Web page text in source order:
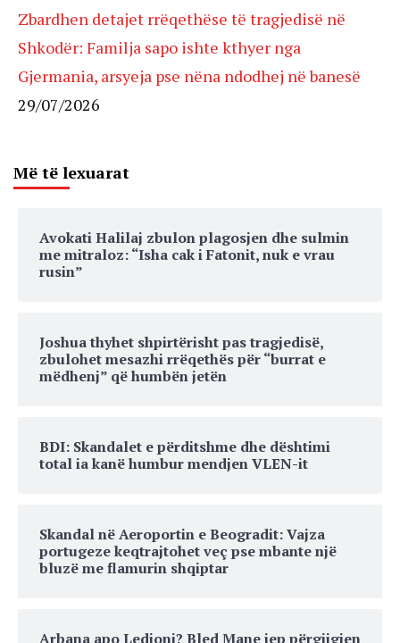
Zbardhen detajet rrëqethëse të tragjedisë në
Shkodër: Familja sapo ishte kthyer nga
Gjermania, arsyeja pse nëna ndodhej në banesë
29/07/2026
Më të lexuarat
Avokati Halilaj zbulon plagosjen dhe sulmin
me mitraloz: “Isha cak i Fatonit, nuk e vrau
rusin”
Joshua thyhet shpirtërisht pas tragjedisë,
zbulohet mesazhi rrëqethës për “burrat e
mëdhenj” që humbën jetën
BDI: Skandalet e përditshme dhe dështimi
total ia kanë humbur mendjen VLEN-it
Skandal në Aeroportin e Beogradit: Vajza
portugeze keqtrajtohet veç pse mbante një
bluzë me flamurin shqiptar
Arbana apo Ledioni? Bled Mane jep përgjigjen